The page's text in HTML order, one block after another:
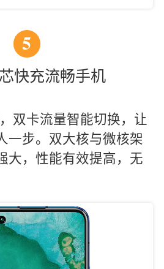
5
快充流畅手机
双卡流量智能切换，让
一步。双大核与微核架
大，性能有效提高，无